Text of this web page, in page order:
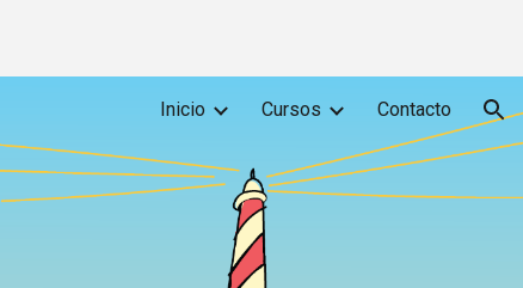
Inicio Cursos Contacto